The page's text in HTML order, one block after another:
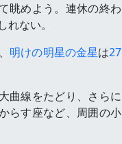
眺めよう。連休の終わ
ない。
明けの明星の金星は27
曲線をたどり、さらに
らす座など、周囲の小